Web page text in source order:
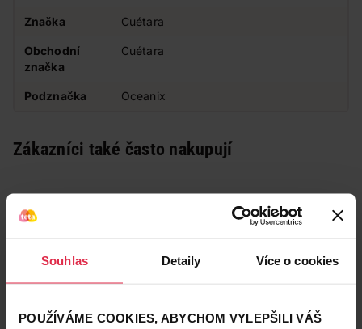
Souhlas Detaily Více o cookies
POUŽÍVÁME COOKIES, ABYCHOM VYLEPŠILI VÁŠ
Značka Cuétara
Obchodní
značka
Cuétara
Podznačka Oceanix
Zákazníci také často nakupují